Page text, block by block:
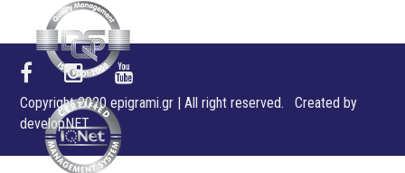
Copyright 2020 epigrami.gr | All right reserved. Created by
developNET